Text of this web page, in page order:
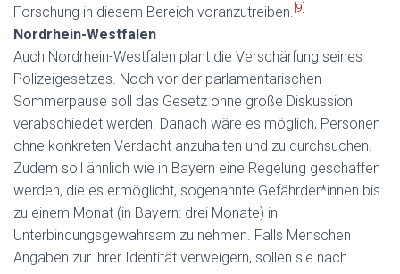
Forschung in diesem Bereich voranzutreiben. [9]
Nordrhein-Westfalen
Auch Nordrhein-Westfalen plant die Verschärfung seines
Polizeigesetzes. Noch vor der parlamentarischen
Sommerpause soll das Gesetz ohne große Diskussion
verabschiedet werden. Danach wäre es möglich, Personen
ohne konkreten Verdacht anzuhalten und zu durchsuchen.
Zudem soll ähnlich wie in Bayern eine Regelung geschaffen
werden, die es ermöglicht, sogenannte Gefährder*innen bis
zu einem Monat (in Bayern: drei Monate) in
Unterbindungsgewahrsam zu nehmen. Falls Menschen
Angaben zur ihrer Identität verweigern, sollen sie nach